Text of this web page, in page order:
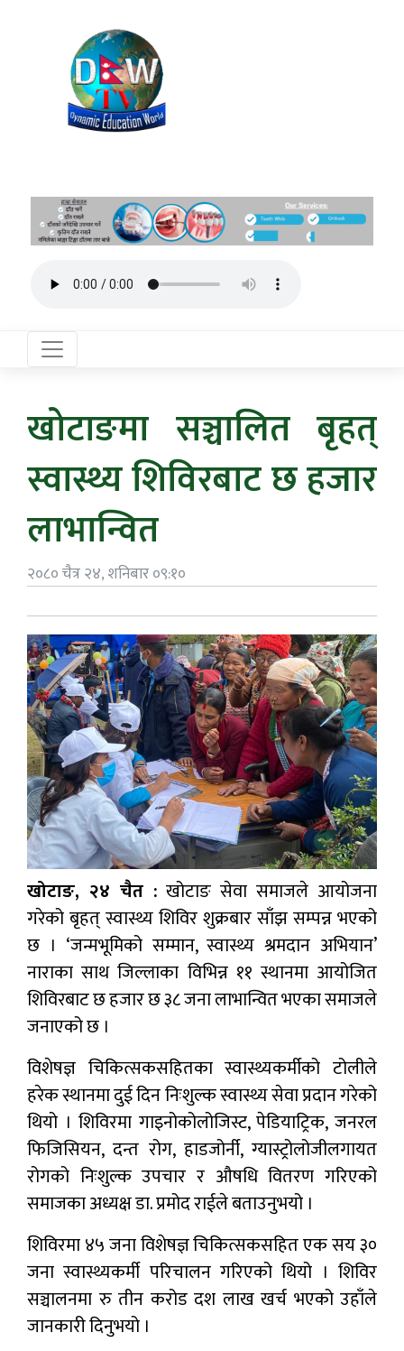
खोटाङमा सञ्चालित बृहत्
स्वास्थ्य शिविरबाट छ हजार
लाभान्वित
२०८० चैत्र २४, शनिबार ०९:१०
खोटाङ, २४ चैत : खोटाङ सेवा समाजले आयोजना
गरेको बृहत् स्वास्थ्य शिविर शुक्रबार साँझ सम्पन्न भएको
छ । ‘जन्मभूमिको सम्मान, स्वास्थ्य श्रमदान अभियान’
नाराका साथ जिल्लाका विभिन्न ११ स्थानमा आयोजित
शिविरबाट छ हजार छ ३८ जना लाभान्वित भएका समाजले
जनाएको छ ।
विशेषज्ञ चिकित्सकसहितका स्वास्थ्यकर्मीको टोलीले
हरेक स्थानमा दुई दिन निःशुल्क स्वास्थ्य सेवा प्रदान गरेको
थियो । शिविरमा गाइनोकोलोजिस्ट, पेडियाट्रिक, जनरल
फिजिसियन, दन्त रोग, हाडजोर्नी, ग्यास्ट्रोलोजीलगायत
रोगको निःशुल्क उपचार र औषधि वितरण गरिएको
समाजका अध्यक्ष डा. प्रमोद राईले बताउनुभयो ।
शिविरमा ४५ जना विशेषज्ञ चिकित्सकसहित एक सय ३०
जना स्वास्थ्यकर्मी परिचालन गरिएको थियो । शिविर
सञ्चालनमा रु तीन करोड दश लाख खर्च भएको उहाँले
जानकारी दिनुभयो ।